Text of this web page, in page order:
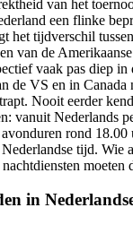
van het
een flinke
het tijdverschil
van de
vaak pas diep
de VS en in Canada
Nooit eerder
vanuit Nederlands
rond 18.00
tijd. Wie
moeten
in